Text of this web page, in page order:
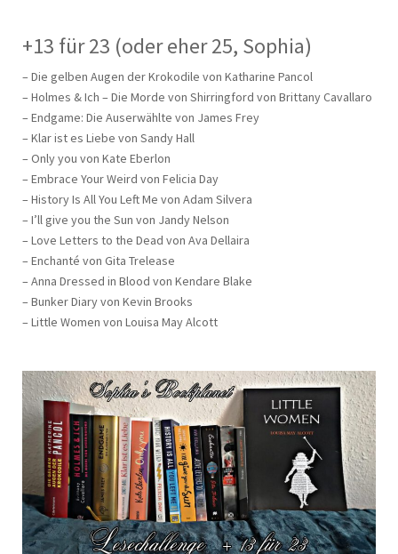
+13 für 23 (oder eher 25, Sophia)
– Die gelben Augen der Krokodile von Katharine Pancol
– Holmes & Ich – Die Morde von Shirringford von Brittany Cavallaro
– Endgame: Die Auserwählte von James Frey
– Klar ist es Liebe von Sandy Hall
– Only you von Kate Eberlon
– Embrace Your Weird von Felicia Day
– History Is All You Left Me von Adam Silvera
– I’ll give you the Sun von Jandy Nelson
– Love Letters to the Dead von Ava Dellaira
– Enchanté von Gita Trelease
– Anna Dressed in Blood von Kendare Blake
– Bunker Diary von Kevin Brooks
– Little Women von Louisa May Alcott